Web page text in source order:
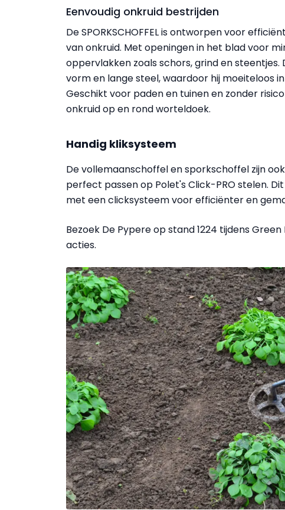
Eenvoudig onkruid bestrijden
De SPORKSCHOFFEL is ontworpen voor
van onkruid. Met openingen in het blad voor
oppervlakken zoals schors, grind en steentjes.
vorm en lange steel, waardoor hij moeiteloos
Geschikt voor paden en tuinen en zonder
onkruid op en rond worteldoek.
Handig kliksysteem
De vollemaanschoffel en sporkschoffel zijn
perfect passen op Polet's Click-PRO stelen.
met een clicksysteem voor efficiënter en
Bezoek De Pypere op stand 1224 tijdens
acties.